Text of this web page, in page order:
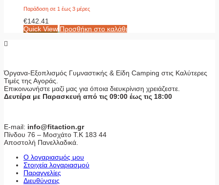
Παράδοση σε 1 έως 3 μέρες
€142.41
Quick View Προσθήκη στο καλάθι
Όργανα-Εξοπλισμός Γυμναστικής & Είδη Camping στις Καλύτερες
Τιμές της Αγοράς.
Επικοινωνήστε μαζί μας για όποια διευκρίνιση χρειάζεστε.
Δευτέρα με Παρασκευή από τις 09:00 έως τις 18:00
E-mail: info@fitaction.gr
Πίνδου 76 – Μοσχάτο Τ.Κ 183 44
Αποστολή Πανελλαδικά.
Ο λογαριασμός μου
Στοιχεία λογαριασμού
Παραγγελίες
Διευθύνσεις